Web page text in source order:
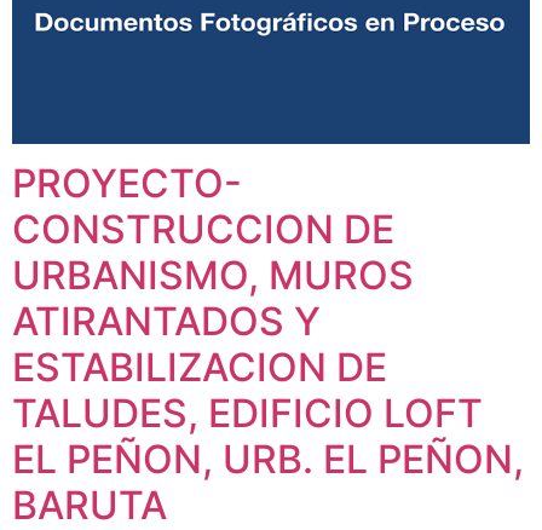
PROYECTO-
CONSTRUCCION DE
URBANISMO, MUROS
ATIRANTADOS Y
ESTABILIZACION DE
TALUDES, EDIFICIO LOFT
EL PEÑON, URB. EL PEÑON,
BARUTA